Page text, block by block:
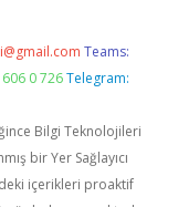
Teams:
0 726 Telegram:
Bilgi Teknolojileri
bir Yer Sağlayıcı
içerikleri proaktif